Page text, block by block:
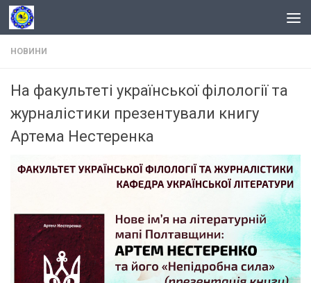
Skip to content
НОВИНИ
На факультеті української філології та
журналістики презентували книгу
Артема Нестеренка